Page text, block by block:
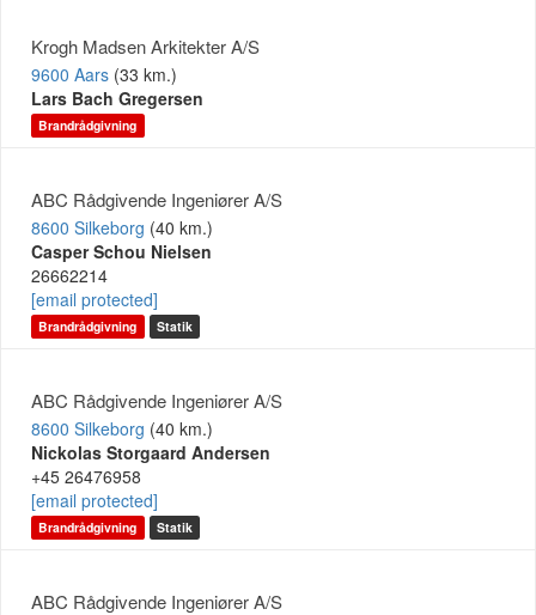
Krogh Madsen Arkitekter A/S
9600 Aars (33 km.)
Lars Bach Gregersen
Brandrådgivning
ABC Rådgivende Ingeniører A/S
8600 Silkeborg (40 km.)
Casper Schou Nielsen
26662214
[email protected]
Brandrådgivning Statik
ABC Rådgivende Ingeniører A/S
8600 Silkeborg (40 km.)
Nickolas Storgaard Andersen
+45 26476958
[email protected]
Brandrådgivning Statik
ABC Rådgivende Ingeniører A/S